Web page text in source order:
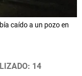
caído a un pozo en
14